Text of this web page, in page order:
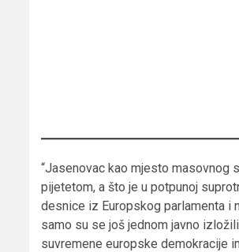
“Jasenovac kao mjesto masovnog
pijetetom, a što je u potpunoj
desnice iz Europskog parlamenta i
samo su se još jednom javno
suvremene europske demokracije